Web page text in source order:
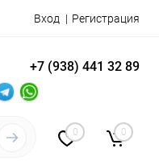
Вход Регистрация
+7 (938) 441 32 89
0 0